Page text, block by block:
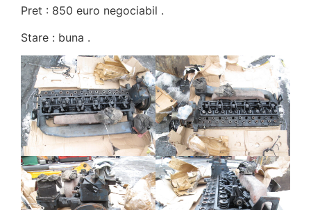
Pret : 850 euro negociabil .
Stare : buna .